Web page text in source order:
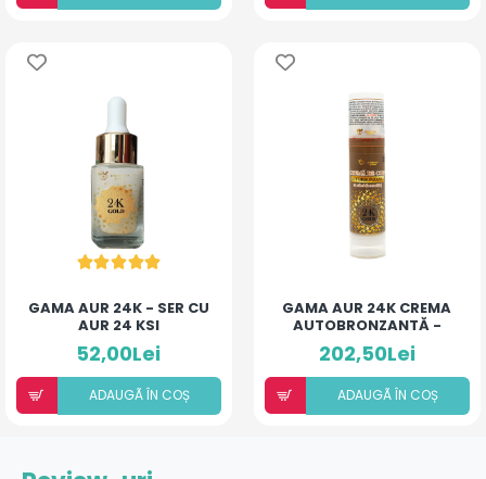
GAMA AUR 24K - SER CU
AUR 24 KSI
NIACINAMIDĂ
52,00Lei
ADAUGÃ ÎN COȘ
GAMA AUR 24K CREMA
AUTOBRONZANTĂ -
„MAGIE AURIE”
202,50Lei
ADAUGÃ ÎN COȘ